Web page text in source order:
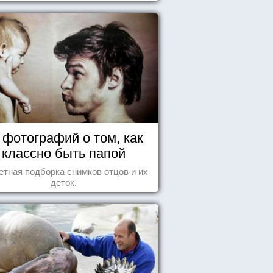
что употребляете их в пищу.
о том, как
классно быть папой
подборка снимков отцов и их
деток.